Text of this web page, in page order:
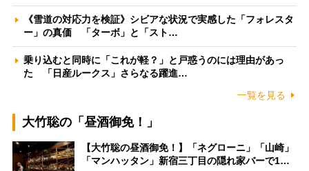
《雪道の対応力を検証》シビアな状況で実感した「フォレスタ
ー」の真価 「ターボ」と「スト…
乗り込むと同時に「これが軽？」と戸惑うのには理由があっ
た 「日産ルークス」さらなる躍進…
一覧を見る
大竹聡の「昼酒御免！」
【大竹聡の昼酒御免！】「ネグローニ」「山崎」
「マンハッタン」新宿三丁目の隠れ家バーで1…